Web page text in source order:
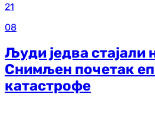
21
08
Људи једва стајали
Снимљен почетак
катастрофе